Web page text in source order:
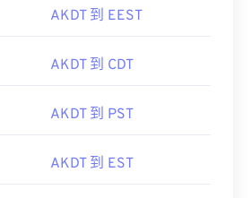
AKDT 到 EEST
AKDT 到 CDT
AKDT 到 PST
AKDT 到 EST